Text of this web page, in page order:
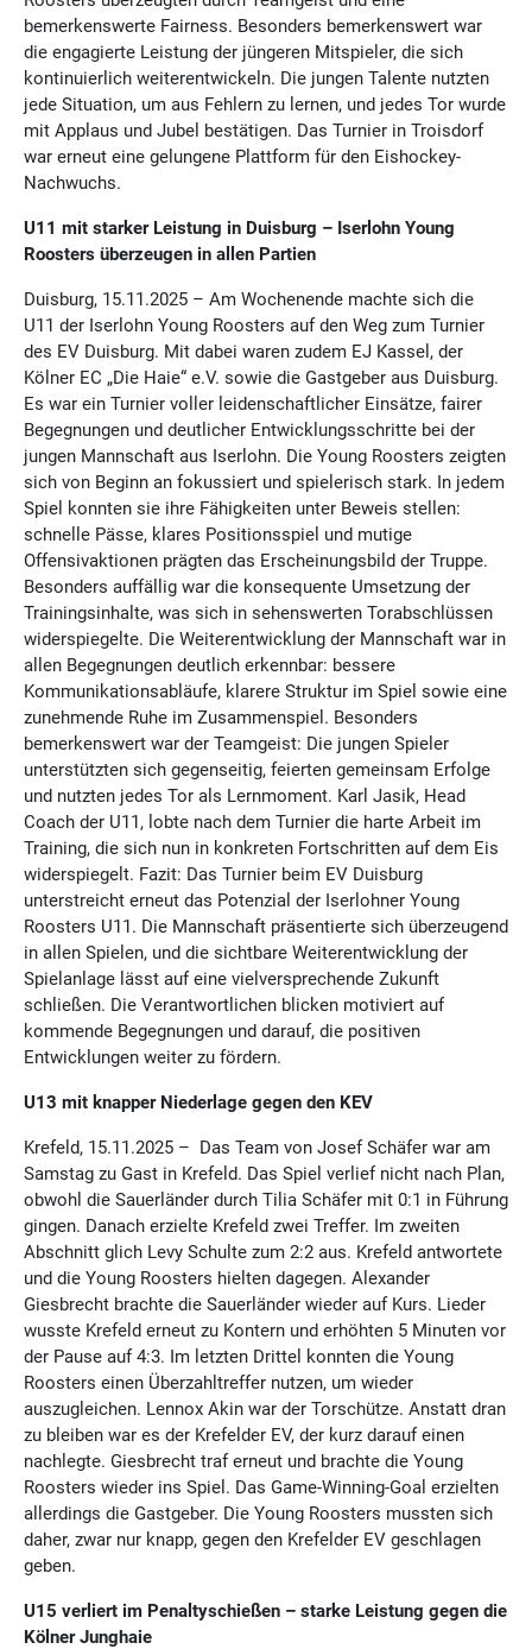
bemerkenswerte Fairness. Besonders bemerkenswert war
die engagierte Leistung der jüngeren Mitspieler, die sich
kontinuierlich weiterentwickeln. Die jungen Talente nutzten
jede Situation, um aus Fehlern zu lernen, und jedes Tor wurde
mit Applaus und Jubel bestätigen. Das Turnier in Troisdorf
war erneut eine gelungene Plattform für den Eishockey-
Nachwuchs.
U11 mit starker Leistung in Duisburg – Iserlohn Young
Roosters überzeugen in allen Partien
Duisburg, 15.11.2025 – Am Wochenende machte sich die
U11 der Iserlohn Young Roosters auf den Weg zum Turnier
des EV Duisburg. Mit dabei waren zudem EJ Kassel, der
Kölner EC „Die Haie“ e.V. sowie die Gastgeber aus Duisburg.
Es war ein Turnier voller leidenschaftlicher Einsätze, fairer
Begegnungen und deutlicher Entwicklungsschritte bei der
jungen Mannschaft aus Iserlohn. Die Young Roosters zeigten
sich von Beginn an fokussiert und spielerisch stark. In jedem
Spiel konnten sie ihre Fähigkeiten unter Beweis stellen:
schnelle Pässe, klares Positionsspiel und mutige
Offensivaktionen prägten das Erscheinungsbild der Truppe.
Besonders auffällig war die konsequente Umsetzung der
Trainingsinhalte, was sich in sehenswerten Torabschlüssen
widerspiegelte. Die Weiterentwicklung der Mannschaft war in
allen Begegnungen deutlich erkennbar: bessere
Kommunikationsabläufe, klarere Struktur im Spiel sowie eine
zunehmende Ruhe im Zusammenspiel. Besonders
bemerkenswert war der Teamgeist: Die jungen Spieler
unterstützten sich gegenseitig, feierten gemeinsam Erfolge
und nutzten jedes Tor als Lernmoment. Karl Jasik, Head
Coach der U11, lobte nach dem Turnier die harte Arbeit im
Training, die sich nun in konkreten Fortschritten auf dem Eis
widerspiegelt. Fazit: Das Turnier beim EV Duisburg
unterstreicht erneut das Potenzial der Iserlohner Young
Roosters U11. Die Mannschaft präsentierte sich überzeugend
in allen Spielen, und die sichtbare Weiterentwicklung der
Spielanlage lässt auf eine vielversprechende Zukunft
schließen. Die Verantwortlichen blicken motiviert auf
kommende Begegnungen und darauf, die positiven
Entwicklungen weiter zu fördern.
U13 mit knapper Niederlage gegen den KEV
Krefeld, 15.11.2025 – Das Team von Josef Schäfer war am
Samstag zu Gast in Krefeld. Das Spiel verlief nicht nach Plan,
obwohl die Sauerländer durch Tilia Schäfer mit 0:1 in Führung
gingen. Danach erzielte Krefeld zwei Treffer. Im zweiten
Abschnitt glich Levy Schulte zum 2:2 aus. Krefeld antwortete
und die Young Roosters hielten dagegen. Alexander
Giesbrecht brachte die Sauerländer wieder auf Kurs. Lieder
wusste Krefeld erneut zu Kontern und erhöhten 5 Minuten vor
der Pause auf 4:3. Im letzten Drittel konnten die Young
Roosters einen Überzahltreffer nutzen, um wieder
auszugleichen. Lennox Akin war der Torschütze. Anstatt dran
zu bleiben war es der Krefelder EV, der kurz darauf einen
nachlegte. Giesbrecht traf erneut und brachte die Young
Roosters wieder ins Spiel. Das Game-Winning-Goal erzielten
allerdings die Gastgeber. Die Young Roosters mussten sich
daher, zwar nur knapp, gegen den Krefelder EV geschlagen
geben.
U15 verliert im Penaltyschießen – starke Leistung gegen die
Kölner Junghaie